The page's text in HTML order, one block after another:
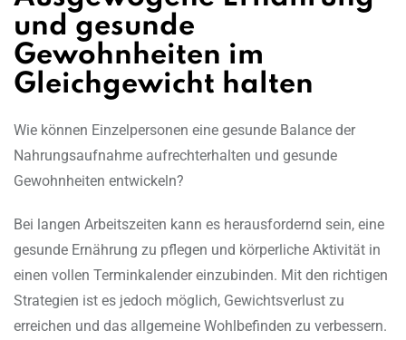
und gesunde
Gewohnheiten im
Gleichgewicht halten
Wie können Einzelpersonen eine gesunde Balance der
Nahrungsaufnahme aufrechterhalten und gesunde
Gewohnheiten entwickeln?
Bei langen Arbeitszeiten kann es herausfordernd sein, eine
gesunde Ernährung zu pflegen und körperliche Aktivität in
einen vollen Terminkalender einzubinden. Mit den richtigen
Strategien ist es jedoch möglich, Gewichtsverlust zu
erreichen und das allgemeine Wohlbefinden zu verbessern.